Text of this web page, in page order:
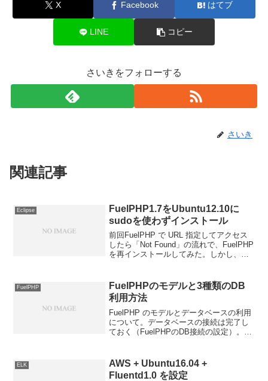
X Facebook はてブ
LINE コピー
さいきをフォローする
さいき
関連記事
Eclipse
FuelPHP1.7をUbuntu12.10に
sudoを使わずインストール
前回FuelPHP で URL 指定してアクセス
したら「Not Found」の流れで、FuelPHP
を再インストールしてみた。しかし、結
ホ...
FuelPHP
FuelPHPのモデルと3種類のDB
利用方法
FuelPHP のモデルとデータベースの利用
について。データベースの接続は完了し
ておく（FuelPHPのDB接続の設定）。今
～のブログには大変お世話になりまし
た。公式ド...
ELK
AWS + Ubuntu16.04 +
Fluentd1.0 を設定